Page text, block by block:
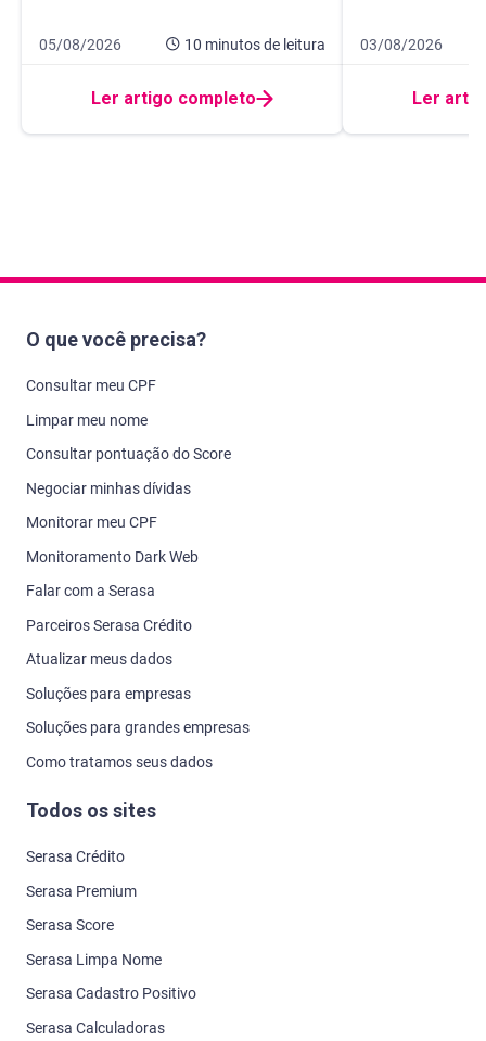
Data de publicação 5 de agosto de 2026
05/08/2026 10 minutosde leitura
10 minutos de leitura
Ler artigo completo
Data de
03/08/2026
10 minutos de
Ler
O que você precisa?
Consultar meu CPF
Limpar meu nome
Consultar pontuação do Score
Negociar minhas dívidas
Monitorar meu CPF
Monitoramento Dark Web
Falar com a Serasa
Parceiros Serasa Crédito
Atualizar meus dados
Soluções para empresas
Soluções para grandes empresas
Como tratamos seus dados
Todos os sites
Serasa Crédito
Serasa Premium
Serasa Score
Serasa Limpa Nome
Serasa Cadastro Positivo
Serasa Calculadoras